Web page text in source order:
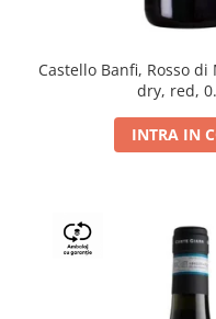
Castello Banfi, Rosso di
dry, red,
INTRA IN